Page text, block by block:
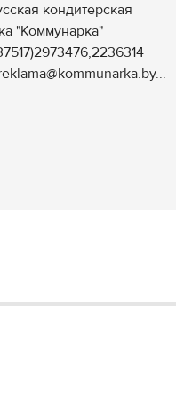
кондитерская
"Коммунарка"